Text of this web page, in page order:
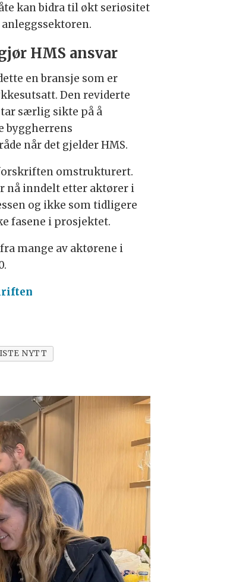
kan bidra til økt seriøsitet
HMS ansvar
en bransje som er
Den reviderte
særlig sikte på å
byggherrens
når det gjelder HMS.
omstrukturert.
nå inndelt etter aktører i
og ikke som tidligere
fasene i prosjektet.
mange av aktørene i
NYTT